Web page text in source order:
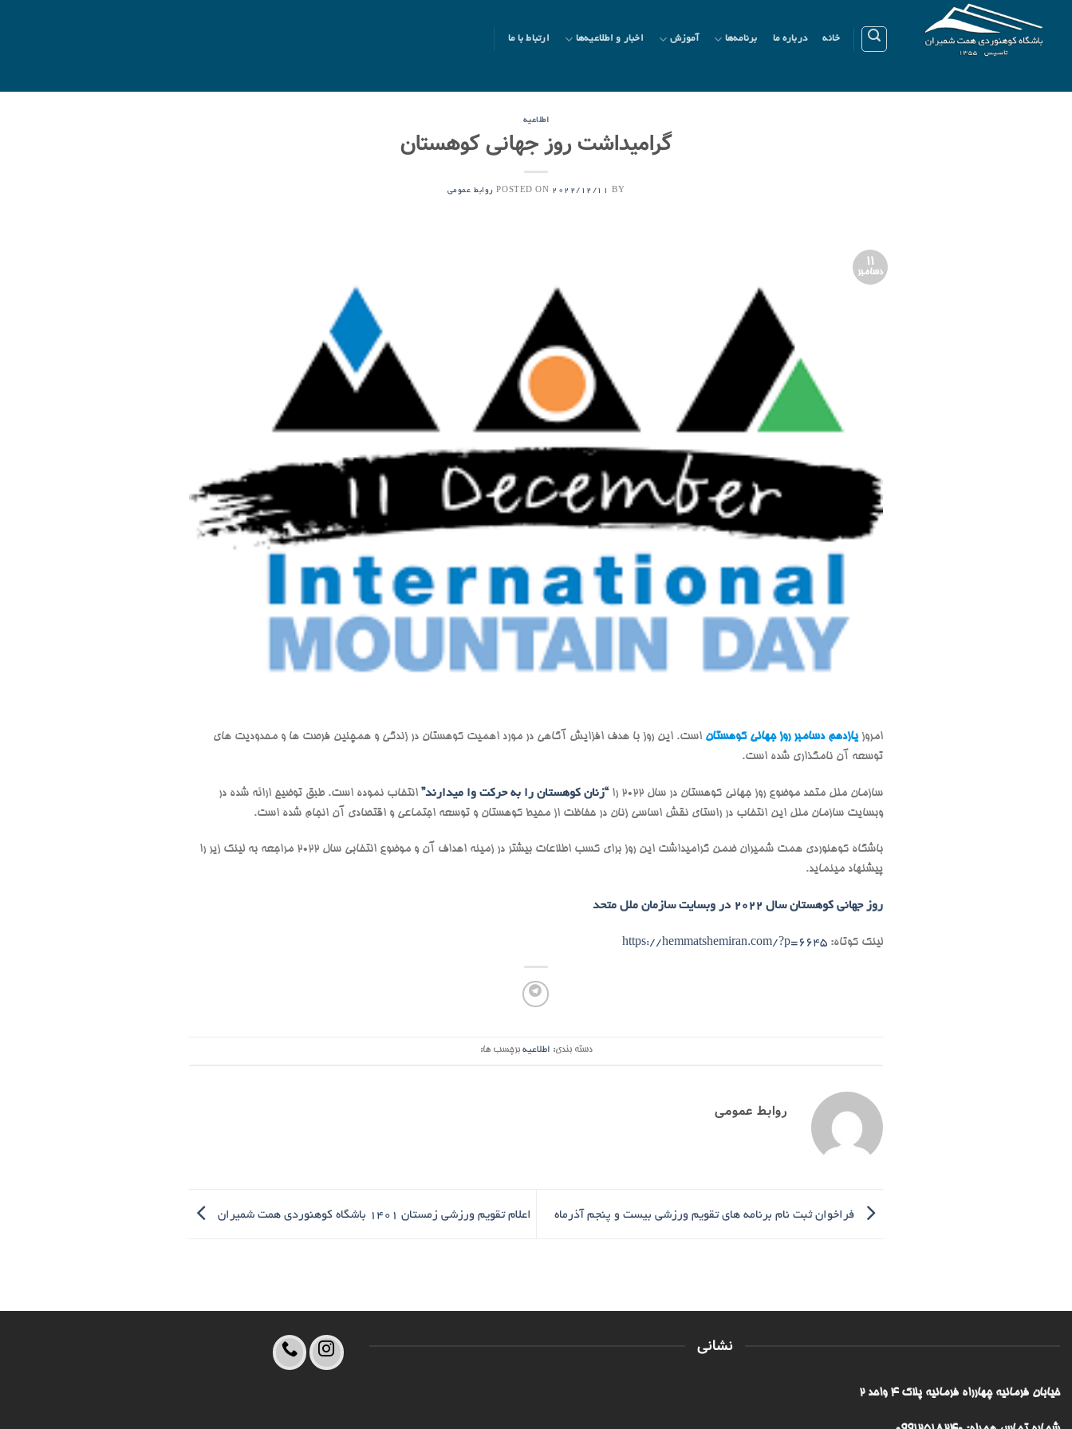
content
خانه درباره ما برنامه‌ها آموزش اخبار و اطلاعیه‌ها ارتباط با ما
اطلاعیه
گرامیداشت روز جهانی کوهستان
POSTED ON 2022/12/11 BY روابط عمومی
11
دسامبر
امروز یازدهم دسامبر روز جهانی کوهستان است. این روز با هدف افزایش آگاهی در مورد اهمیت کوهستان در زندگی و همچنین فرصت ها و محدودیت های
توسعه آن نامگذاری شده است.
سازمان ملل متحد موضوع روز جهانی کوهستان در سال 2022 را “زنان کوهستان را به حرکت وا میدارند” انتخاب نموده است. طبق توضیح ارائه شده در
وبسایت سازمان ملل این انتخاب در راستای نقش اساسی زنان در حفاظت از محیط کوهستان و توسعه اجتماعی و اقتصادی آن انجام شده است.
باشگاه کوهنوردی همت شمیران ضمن گرامیداشت این روز برای کسب اطلاعات بیشتر در زمینه اهداف آن و موضوع انتخابی سال 2022 مراجعه به لینک زیر را
پیشنهاد مینماید.
روز جهانی کوهستان سال 2022 در وبسایت سازمان ملل متحد
لینک کوتاه: https://hemmatshemiran.com/?p=6645
دسته بندی: اطلاعیه برچسب ها:
روابط عمومی
فراخوان ثبت نام برنامه های تقویم ورزشی بیست و پنجم آذرماه اعلام تقویم ورزشی زمستان 1401 باشگاه کوهنوردی همت شمیران
نشانی
خیابان فرمانیه چهارراه فرمانیه پلاک ۴ واحد ۲